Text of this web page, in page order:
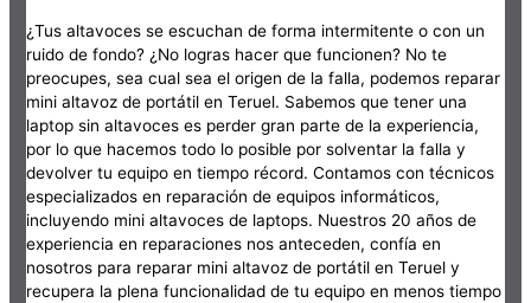
¿Tus altavoces se escuchan de forma intermitente o con un
ruido de fondo? ¿No logras hacer que funcionen? No te
preocupes, sea cual sea el origen de la falla, podemos reparar
mini altavoz de portátil en Teruel. Sabemos que tener una
laptop sin altavoces es perder gran parte de la experiencia,
por lo que hacemos todo lo posible por solventar la falla y
devolver tu equipo en tiempo récord. Contamos con técnicos
especializados en reparación de equipos informáticos,
incluyendo mini altavoces de laptops. Nuestros 20 años de
experiencia en reparaciones nos anteceden, confía en
nosotros para reparar mini altavoz de portátil en Teruel y
recupera la plena funcionalidad de tu equipo en menos tiempo